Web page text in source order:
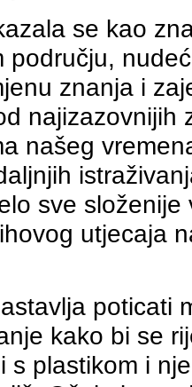
se kao
području,
znanja i
najizazovnijih
našeg
sve složenije
utjecaja
poticati
kako bi se
s plastikom i